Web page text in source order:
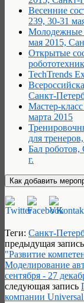
Весенние
239, 30-31
Молодежные
мая 2015,
Открытые
TechTrends
Санкт-
Мастер-
марта 2015
для
Бал роботов,
г.
Теги: Санкт-
предыдущая запись
"Развитие
Моделирование
сентября - 27
следующая запись
компании